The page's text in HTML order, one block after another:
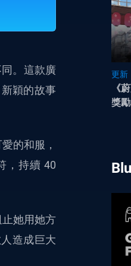
。這款廣
穎的故事
的和服，
，持續 40
她用她方
造成巨大
更新
《
獎